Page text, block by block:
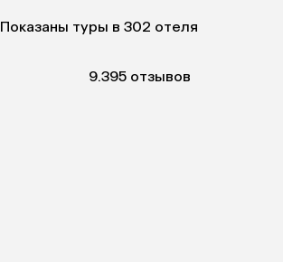
Показаны туры в 302 отеля
9.395 отзывов